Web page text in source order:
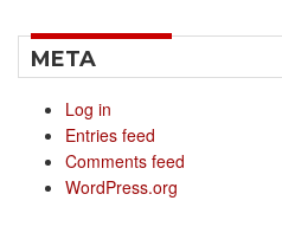
META
Log in
Entries feed
Comments feed
WordPress.org